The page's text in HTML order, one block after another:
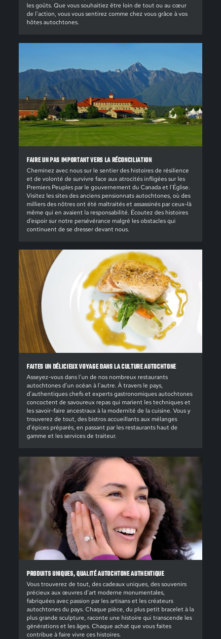
les goûts. Que vous souhaitiez être loin de tout ou au cœur
de l'action, vous vous sentirez comme chez vous grâce à vos
hôtes autochtones.
FAIRE UN PAS IMPORTANT VERS LA RÉCONCILIATION
Cheminez avec nous sur le sentier des histoires de résilience
et de volonté de survivre face aux atrocités infligées sur les
Premiers Peuples par le gouvernement du Canada et l'Église.
Visitez les sites des anciens pensionnats autochtones, où des
milliers des nôtres ont été maltraités et assassinés par ceux-là
même qui en avaient la responsabilité. Écoutez des histoires
d’espoir sur notre persévérance malgré les obstacles qui
continuent de se dresser devant nous.
FAITES UN DÉLICIEUX VOYAGE DANS LA CULTURE AUTOCHTONE
Asseyez-vous dans l'un de nos nombreux restaurants
autochtones d'un océan à l'autre. À travers le pays,
d'authentiques chefs et experts gastronomiques autochtones
concoctent de savoureux repas qui marient les techniques et
les savoir-faire ancestraux à la modernité de la cuisine. Vous y
trouverez de tout, des bistros accueillants aux mélanges
d'épices préparés, en passant par les restaurants haut de
gamme et les services de traiteur.
PRODUITS UNIQUES, QUALITÉ AUTOCHTONE AUTHENTIQUE
Vous trouverez de tout, des cadeaux uniques, des souvenirs
précieux aux œuvres d'art moderne monumentales,
fabriquées avec passion par les artisans et les créateurs
autochtones du pays. Chaque pièce, du plus petit bracelet à la
plus grande sculpture, raconte une histoire qui transcende les
générations et les âges. Chaque achat que vous faites
contribue à faire vivre ces histoires.